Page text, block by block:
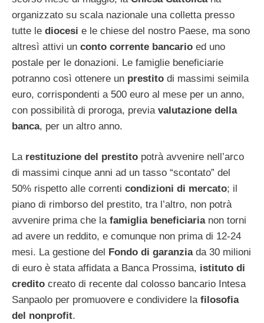
organizzato su scala nazionale una colletta presso
tutte le diocesi e le chiese del nostro Paese, ma sono
altresì attivi un conto corrente bancario ed uno
postale per le donazioni. Le famiglie beneficiarie
potranno così ottenere un prestito di massimi seimila
euro, corrispondenti a 500 euro al mese per un anno,
con possibilità di proroga, previa valutazione della
banca, per un altro anno.
La restituzione del prestito potrà avvenire nell’arco
di massimi cinque anni ad un tasso “scontato” del
50% rispetto alle correnti condizioni di mercato; il
piano di rimborso del prestito, tra l’altro, non potrà
avvenire prima che la famiglia beneficiarianon torni
ad avere un reddito, e comunque non prima di 12-24
mesi. La gestione del Fondo di garanziada 30 milioni
di euro è stata affidata a Banca Prossima, istituto di
credito creato di recente dal colosso bancario Intesa
Sanpaolo per promuovere e condividere la filosofia
del nonprofit.